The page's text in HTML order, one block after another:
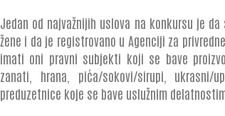
Jedan od najvažnijih uslova na konkursu je
žene i da je registrovano u Agenciji za
imati oni pravni subjekti koji se bave
zanati, hrana, pića/sokovi/sirupi,
preduzetnice koje se bave uslužnim